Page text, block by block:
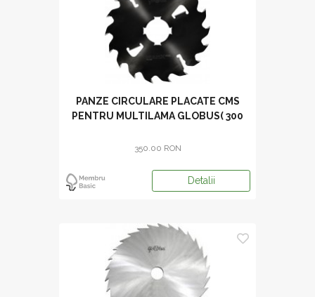
PANZE CIRCULARE PLACATE CMS
PENTRU MULTILAMA GLOBUS( 300
350.00 RON
Detalii